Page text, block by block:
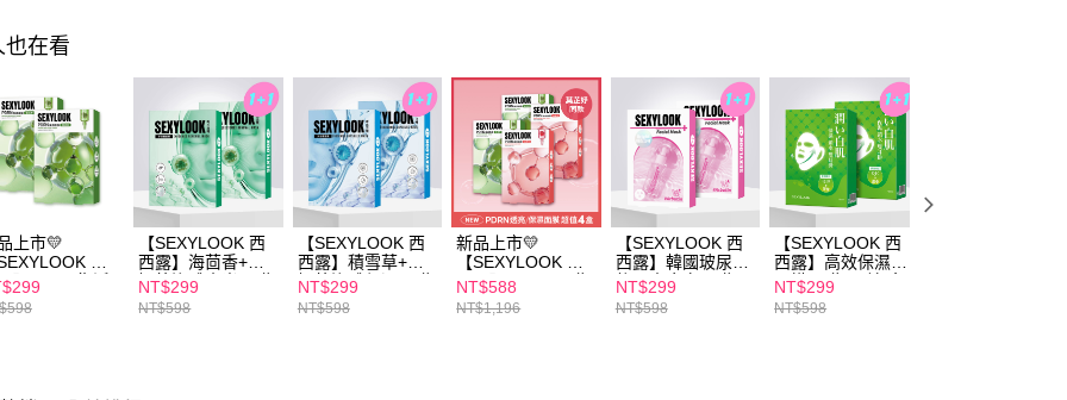
也在看
上市💛
西
】PDRN復活
濕面膜(5入/
買一送一
【SEXYLOOK 西
西露】海茴香+牛
奶外泌體水光面膜
(4片/盒) 買一送一
NT$299
NT$598
【SEXYLOOK 西
西露】積雪草+牛
奶外泌體保濕面膜
(4片/盒) 買一送一
NT$299
NT$598
新品上市💛
【SEXYLOOK 西
西露】PDRN面膜4
盒組_復活草/山茶
花(5入/盒)x任選
NT$588
NT$1,196
【SEXYLOOK 西
西露】韓國玻尿酸
熊果素亮白面膜(5
入/盒) 買一送一
NT$299
NT$598
【SEXYLOOK 西
西露】高效保濕雙
耳掛面膜(10片/盒)
買一送一
NT$299
NT$598